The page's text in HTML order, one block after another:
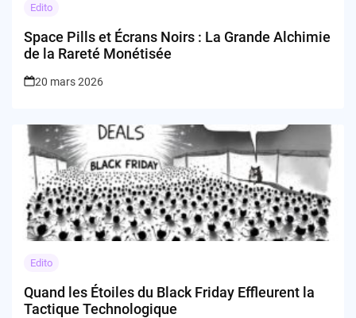
Edito
Space Pills et Écrans Noirs : La Grande Alchimie
de la Rareté Monétisée
20 mars 2026
Edito
Quand les Étoiles du Black Friday Effleurent la
Tactique Technologique